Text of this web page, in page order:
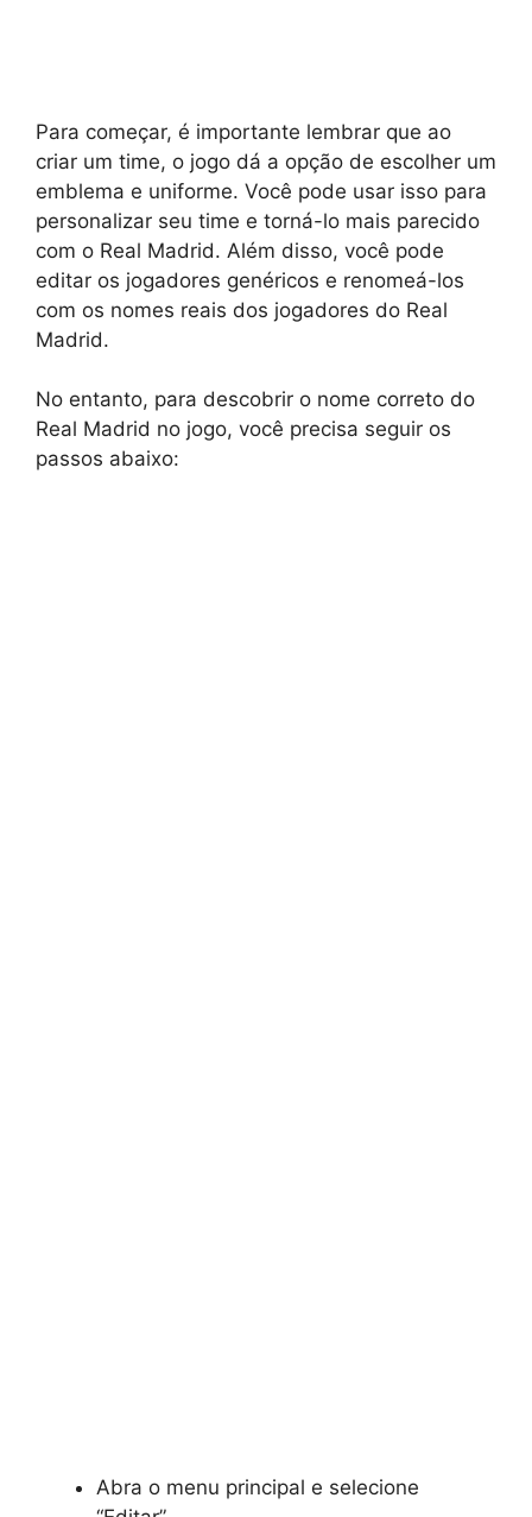
Para começar, é importante lembrar que ao
criar um time, o jogo dá a opção de escolher um
emblema e uniforme. Você pode usar isso para
personalizar seu time e torná-lo mais parecido
com o Real Madrid. Além disso, você pode
editar os jogadores genéricos e renomeá-los
com os nomes reais dos jogadores do Real
Madrid.
No entanto, para descobrir o nome correto do
Real Madrid no jogo, você precisa seguir os
passos abaixo:
Abra o menu principal e selecione